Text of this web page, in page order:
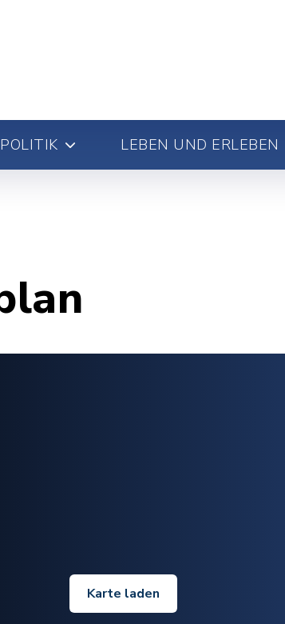
LEBEN UND ERLEBEN
Karte laden